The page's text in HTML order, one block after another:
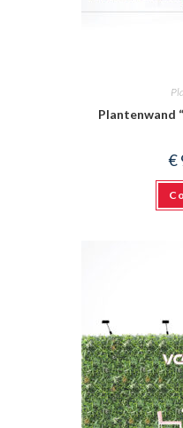
Plantenwand
€